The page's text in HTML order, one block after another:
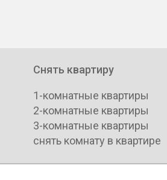
Снять квартиру
1-комнатные квартиры
2-комнатные квартиры
3-комнатные квартиры
снять комнату в квартире